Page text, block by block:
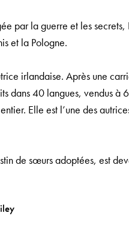
par la guerre et les
et la Pologne.
irlandaise. Après une
dans 40 langues, vendus à
Elle est l’une des
de sœurs adoptées, est